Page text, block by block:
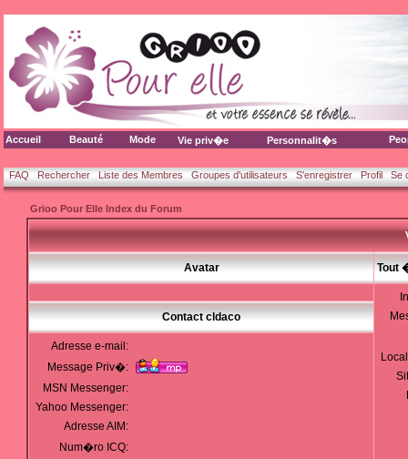
Accueil Beauté Mode Vie priv�e Personnalit�s
FAQ Rechercher Liste des Membres Groupes d'utilisateurs S'enregistrer Profil Se
Grioo Pour Elle Index du Forum
Avatar Tout
Contact cldaco
Adresse e-mail:
Message Priv�:
MSN Messenger:
Yahoo Messenger:
Adresse AIM:
Num�ro ICQ: